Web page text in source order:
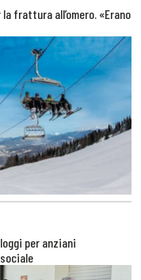
frattura all’omero. «Erano
per anziani